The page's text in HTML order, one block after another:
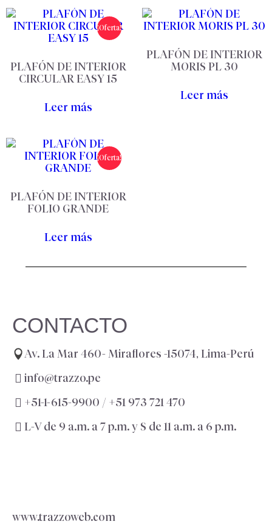
¡Oferta!
PLAFÓN DE INTERIOR
CIRCULAR EASY 15
Leer más
PLAFÓN DE INTERIOR
MORIS PL 30
Leer más
¡Oferta!
PLAFÓN DE INTERIOR
FOLIO GRANDE
Leer más
CONTACTO
Av. La Mar 460- Miraflores -15074, Lima-Perú
info@trazzo.pe
+51-1-615-9900 / +51 973 721 470
L-V de 9 a.m. a 7 p.m. y S de 11 a.m. a 6 p.m.
www.trazzoweb.com